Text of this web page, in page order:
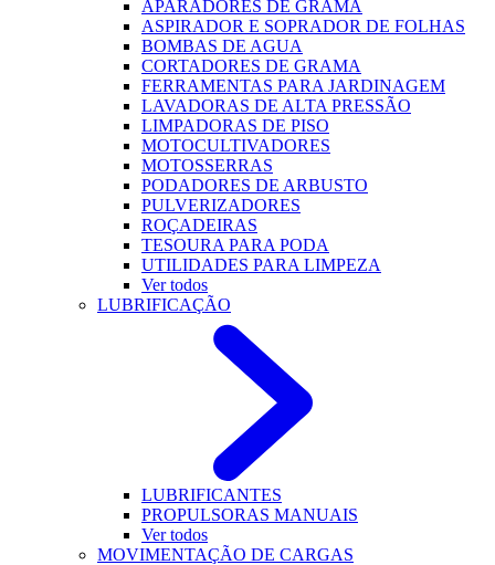
APARADORES DE GRAMA
ASPIRADOR E SOPRADOR DE FOLHAS
BOMBAS DE AGUA
CORTADORES DE GRAMA
FERRAMENTAS PARA JARDINAGEM
LAVADORAS DE ALTA PRESSÃO
LIMPADORAS DE PISO
MOTOCULTIVADORES
MOTOSSERRAS
PODADORES DE ARBUSTO
PULVERIZADORES
ROÇADEIRAS
TESOURA PARA PODA
UTILIDADES PARA LIMPEZA
Ver todos
LUBRIFICAÇÃO
LUBRIFICANTES
PROPULSORAS MANUAIS
Ver todos
MOVIMENTAÇÃO DE CARGAS